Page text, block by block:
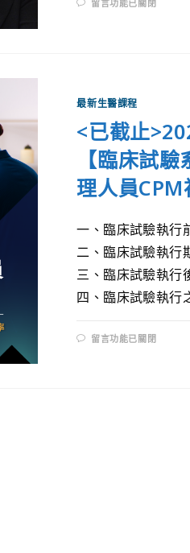
留言功能已關閉
最新生醫課程
<已截止
【臨床試
理人員
一、臨床試驗執行
二、臨床試驗執行
三、臨床試驗執行
四、臨床試驗執行
留言功能已關閉